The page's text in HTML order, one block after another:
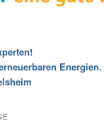
Energien.